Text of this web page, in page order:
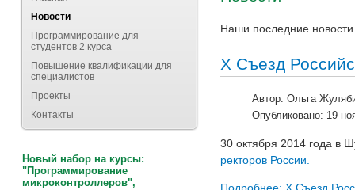
Новости
Программирование для
студентов 2 курса
Повышение квалификации для
специалистов
Проекты
Контакты
Новый набор на курсы:
"Программирование
микроконтроллеров",
Наши последние
X Съезд
Автор: Ольга
Опубликовано: 19
30 октября 2014 года в
ректоров России.